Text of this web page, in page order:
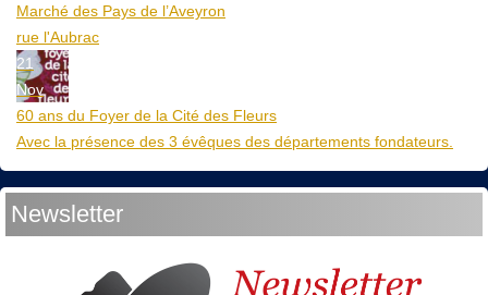
Marché des Pays de l’Aveyron
rue l'Aubrac
21
Nov
60 ans du Foyer de la Cité des Fleurs
Avec la présence des 3 évêques des départements fondateurs.
Newsletter